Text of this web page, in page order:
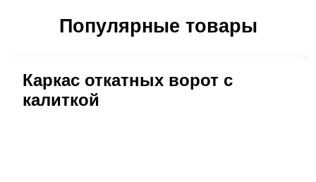
Популярные товары
Каркас откатных ворот с
калиткой